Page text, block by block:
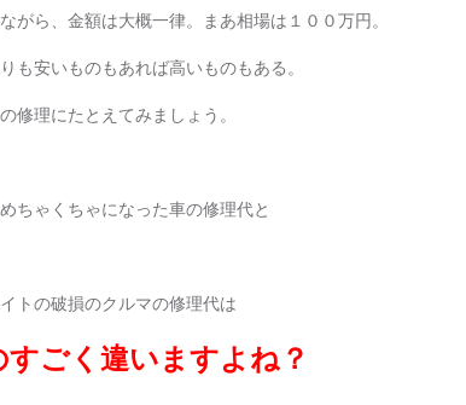
がら、金額は大概一律。まあ相場は１００万円。
も安いものもあれば高いものもある。
修理にたとえてみましょう。
ちゃくちゃになった車の修理代と
トの破損のクルマの修理代は
すごく違いますよね？